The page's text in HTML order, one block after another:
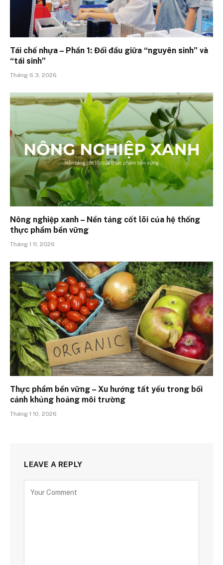
Tái chế nhựa – Phần 1: Đối đầu giữa “nguyên sinh” và
“tái sinh”
Tháng 6 3, 2026
Nông nghiệp xanh – Nền tảng cốt lõi của hệ thống
thực phẩm bền vững
Tháng 1 11, 2026
Thực phẩm bền vững – Xu hướng tất yếu trong bối
cảnh khủng hoảng môi trường
Tháng 1 10, 2026
LEAVE A REPLY